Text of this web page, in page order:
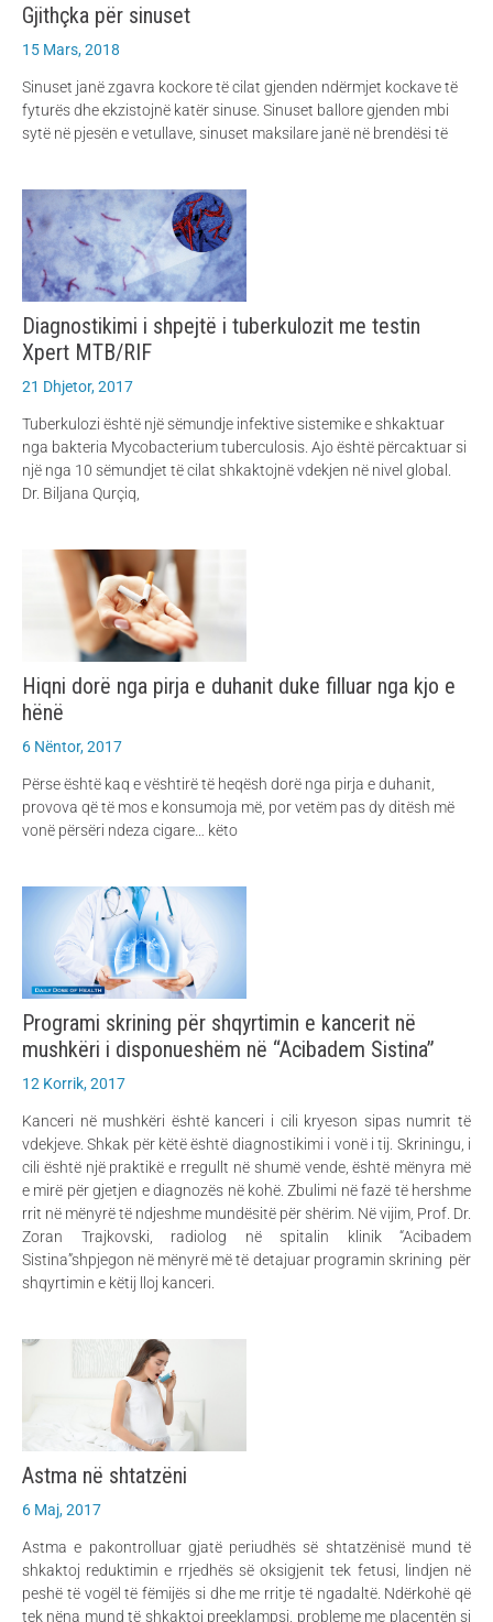
Gjithçka për sinuset
15 Mars, 2018
Sinuset janë zgavra kockore të cilat gjenden ndërmjet kockave të
fyturës dhe ekzistojnë katër sinuse. Sinuset ballore gjenden mbi
sytë në pjesën e vetullave, sinuset maksilare janë në brendësi të
Diagnostikimi i shpejtë i tuberkulozit me testin
Xpert MTB/RIF
21 Dhjetor, 2017
Tuberkulozi është një sëmundje infektive sistemike e shkaktuar
nga bakteria Mycobacterium tuberculosis. Ajo është përcaktuar si
një nga 10 sëmundjet të cilat shkaktojnë vdekjen në nivel global.
Dr. Biljana Qurçiq,
Hiqni dorë nga pirja e duhanit duke filluar nga kjo e
hënë
6 Nëntor, 2017
Përse është kaq e vështirë të heqësh dorë nga pirja e duhanit,
provova që të mos e konsumoja më, por vetëm pas dy ditësh më
vonë përsëri ndeza cigare… këto
Programi skrining për shqyrtimin e kancerit në
mushkëri i disponueshëm në “Acibadem Sistina”
12 Korrik, 2017
Kanceri në mushkëri është kanceri i cili kryeson sipas numrit të
vdekjeve. Shkak për këtë është diagnostikimi i vonë i tij. Skriningu, i
cili është një praktikë e rregullt në shumë vende, është mënyra më
e mirë për gjetjen e diagnozës në kohë. Zbulimi në fazë të hershme
rrit në mënyrë të ndjeshme mundësitë për shërim. Në vijim, Prof. Dr.
Zoran Trajkovski, radiolog në spitalin klinik “Acibadem
Sistina”shpjegon në mënyrë më të detajuar programin skrining për
shqyrtimin e këtij lloj kanceri.
Astma në shtatzëni
6 Maj, 2017
Astma e pakontrolluar gjatë periudhës së shtatzënisë mund të
shkaktoj reduktimin e rrjedhës së oksigjenit tek fetusi, lindjen në
peshë të vogël të fëmijës si dhe me rritje të ngadaltë. Ndërkohë që
tek nëna mund të shkaktoj preeklampsi, probleme me placentën si